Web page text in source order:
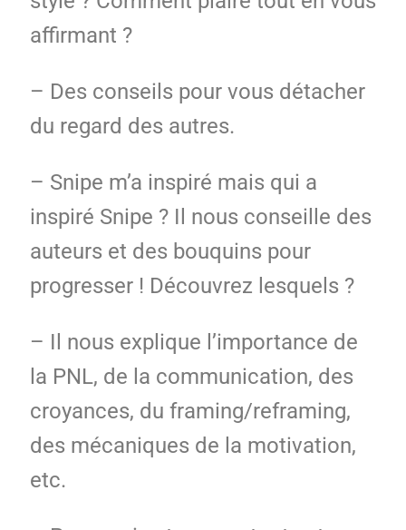
affirmant ?
– Des conseils pour vous détacher
du regard des autres.
– Snipe m’a inspiré mais qui a
inspiré Snipe ? Il nous conseille des
auteurs et des bouquins pour
progresser ! Découvrez lesquels ?
– Il nous explique l’importance de
la PNL, de la communication, des
croyances, du framing/reframing,
des mécaniques de la motivation,
etc.